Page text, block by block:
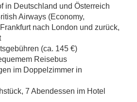
in Deutschland und Österreich
Airways (Economy,
nach London und zurück,
(ca. 145 €)
Reisebus
im Doppelzimmer in
7 Abendessen im Hotel